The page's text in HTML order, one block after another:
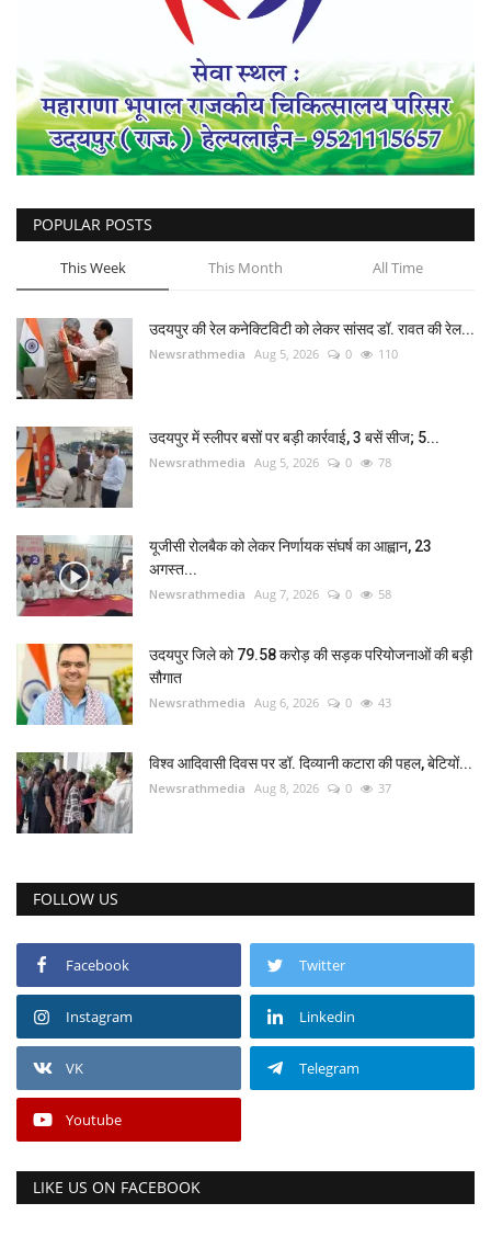
POPULAR POSTS
This Week This Month All Time
उदयपुर की रेल कनेक्टिविटी को लेकर सांसद डॉ. रावत की रेल...
Newsrathmedia Aug 5, 2026 0 110
उदयपुर में स्लीपर बसों पर बड़ी कार्रवाई, 3 बसें सीज; 5...
Newsrathmedia Aug 5, 2026 0 78
यूजीसी रोलबैक को लेकर निर्णायक संघर्ष का आह्वान, 23
अगस्त...
Newsrathmedia Aug 7, 2026 0 58
उदयपुर जिले को 79.58 करोड़ की सड़क परियोजनाओं की बड़ी
सौगात
Newsrathmedia Aug 6, 2026 0 43
विश्व आदिवासी दिवस पर डॉ. दिव्यानी कटारा की पहल, बेटियों...
Newsrathmedia Aug 8, 2026 0 37
FOLLOW US
Facebook Twitter
Instagram Linkedin
VK Telegram
Youtube
LIKE US ON FACEBOOK